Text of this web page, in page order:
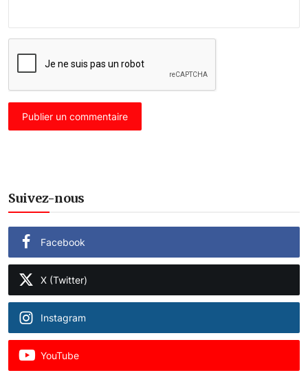
Publier un commentaire
Suivez-nous
Facebook
X (Twitter)
Instagram
YouTube